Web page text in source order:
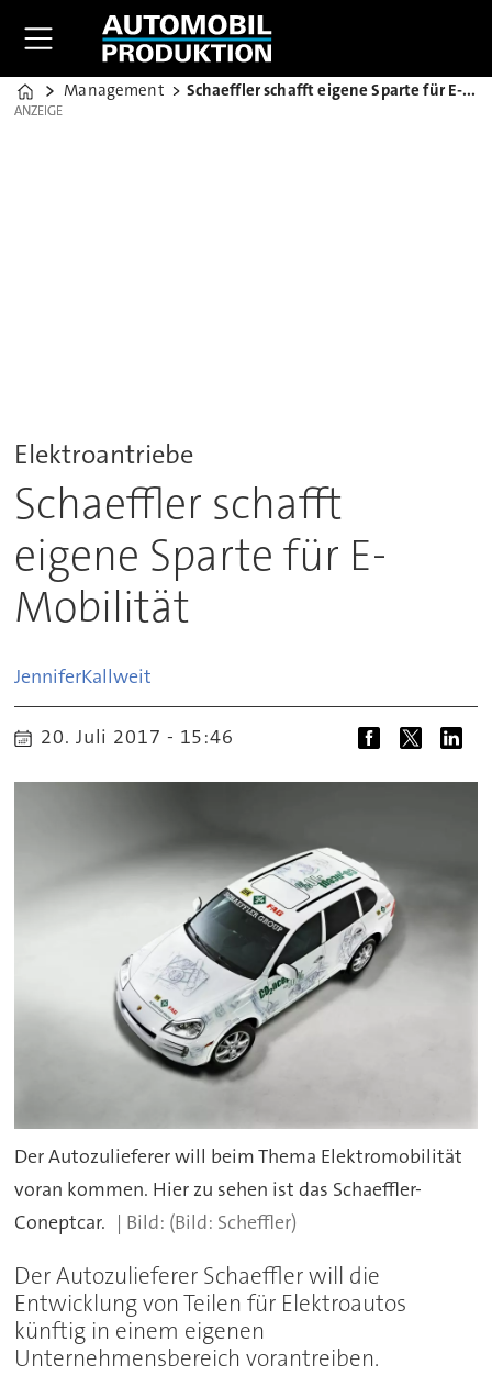
Home
Management Schaeffler schafft eigene Sparte für E-Mobilität
ANZEIGE
ANZEIGE
Elektroantriebe
Schaeffler schafft
eigene Sparte für E-
Mobilität
JenniferKallweit
20. Juli 2017 - 15:46
Der Autozulieferer will beim Thema Elektromobilität
voran kommen. Hier zu sehen ist das Schaeffler-
Coneptcar.
(Bild: Scheffler)
Der Autozulieferer Schaeffler will die
Entwicklung von Teilen für Elektroautos
künftig in einem eigenen
Unternehmensbereich vorantreiben.